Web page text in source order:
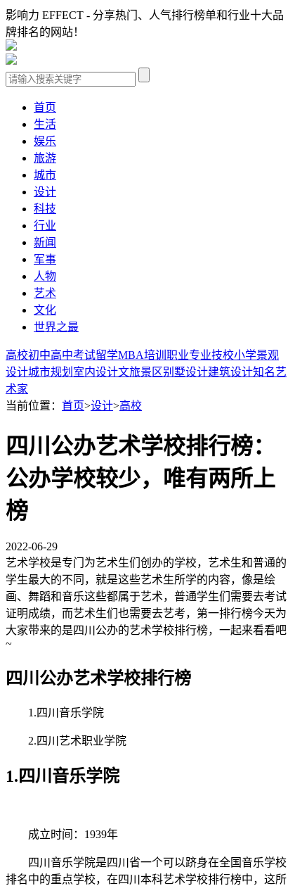
影响力 EFFECT - 分享热门、人气排行榜单和行业十大品
牌排名的网站！
首页
生活
娱乐
旅游
城市
设计
科技
行业
新闻
军事
人物
艺术
文化
世界之最
高校初中高中考试留学MBA培训 职业专业技校小学景观
设计城市规划 室内设计文旅景区别墅设计建筑设计知名艺
术家
当前位置： 首页>设计>高校
四川公办艺术学校排行榜：
公办学校较少，唯有两所上
榜
2022-06-29
艺术学校是专门为艺术生们创办的学校，艺术生和普通的
学生最大的不同，就是这些艺术生所学的内容，像是绘
画、舞蹈和音乐这些都属于艺术，普通学生们需要去考试
证明成绩，而艺术生们也需要去艺考，第一排行榜今天为
大家带来的是四川公办的艺术学校排行榜，一起来看看吧
~
四川公办艺术学校排行榜
1.四川音乐学院
2.四川艺术职业学院
1.四川音乐学院
成立时间：1939年
四川音乐学院是四川省一个可以跻身在全国音乐学校
排名中的重点学校，在四川本科艺术学校排行榜中，这所